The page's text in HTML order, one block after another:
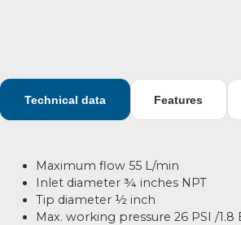
Technical data Features
Maximum flow 55 L/min
Inlet diameter ¾ inches NPT
Tip diameter ½ inch
Max. working pressure 26 PSI /1.8